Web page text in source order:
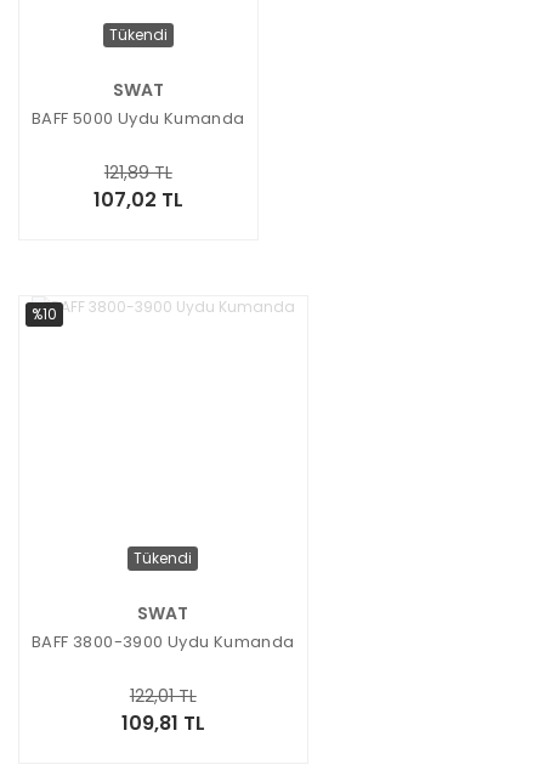
Tükendi
SWAT
BAFF 5000 Uydu Kumanda
107,02 TL
121,89 TL
%10
Tükendi
SWAT
BAFF 3800-3900 Uydu Kumanda
109,81 TL
122,01 TL